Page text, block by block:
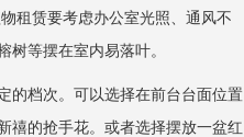
租赁要考虑办公室光照、通风不
等摆在室内易落叶。
的档次。可以选择在前台台面位置
禧的抢手花。或者选择摆放一盆红